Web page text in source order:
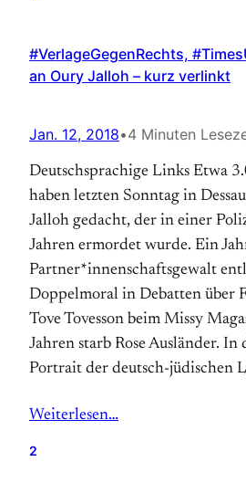
#VerlageGegenRechts,
an Oury Jalloh – kurz verlinkt
Jan. 12, 2018•4 Minuten
Deutschsprachige Links Etwa
haben letzten Sonntag in
Jalloh gedacht, der in einer
Jahren ermordet wurde. Ein
Partner*innenschaftsgewalt
Doppelmoral in Debatten über
Tove Tovesson beim Missy
Jahren starb Rose Ausländer. In
Portrait der deutsch-jüdischen
Weiterlesen…
2